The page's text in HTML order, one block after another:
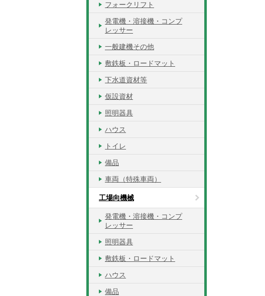
フォークリフト
発電機・溶接機・コンプ
レッサー
一般建機その他
敷鉄板・ロードマット
下水道資材等
仮設資材
照明器具
ハウス
トイレ
備品
車両（特殊車両）
工場向機械
発電機・溶接機・コンプ
レッサー
照明器具
敷鉄板・ロードマット
ハウス
備品